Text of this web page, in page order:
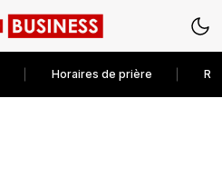
Horaires de prière